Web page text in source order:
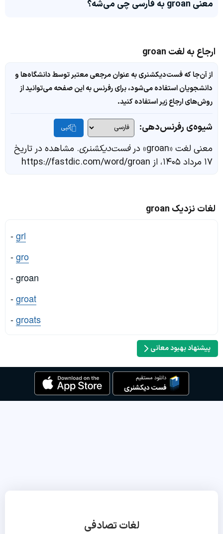
معنی groan به فارسی چی می‌شه؟
ارجاع به لغت groan
از آن‌جا که فست‌دیکشنری به عنوان مرجعی معتبر توسط دانشگاه‌ها و
دانشجویان استفاده می‌شود، برای رفرنس به این صفحه می‌توانید از
روش‌های ارجاع زیر استفاده کنید.
شیوه‌ی رفرنس‌دهی: کپی
معنی لغت «groan» در فست‌دیکشنری. مشاهده در تاریخ
۱۷ مرداد ۱۴۰۵، از https://fastdic.com/word/groan
لغات نزدیک groan
-grl
-gro
- groan
-groat
-groats
پیشنهاد بهبود معانی
لغات تصادفی